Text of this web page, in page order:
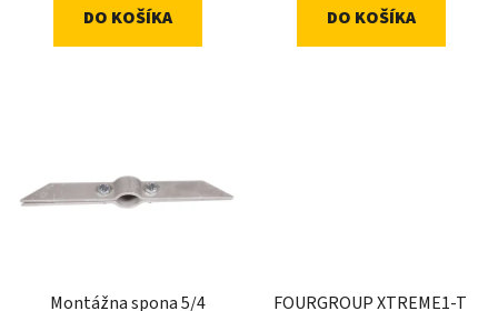
DO KOŠÍKA DO KOŠÍKA
Montážna spona 5/4
FOURGROUP XTREME1-T